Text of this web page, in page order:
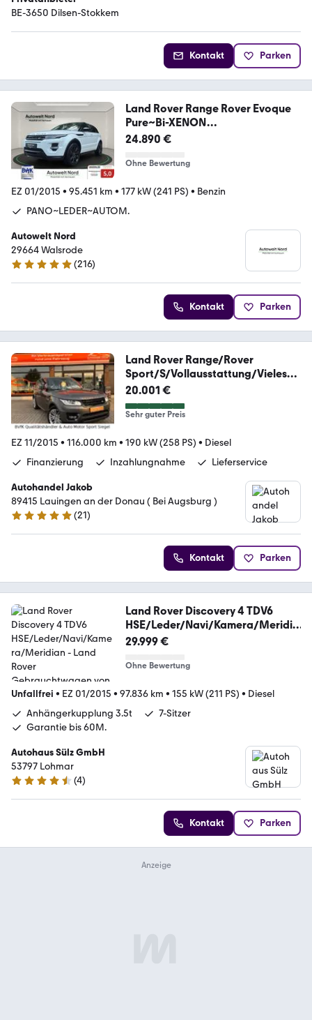
BE-3650 Dilsen-Stokkem
Kontakt Parken
Land Rover Range Rover Evoque
Pure~Bi-XENON
KLIMAAUTOMATIK
24.890 €
Ohne Bewertung
EZ 01/2015 • 95.451 km • 177 kW (241 PS) • Benzin
PANO~LEDER~AUTOM.
Autowelt Nord
29664 Walsrode
5 Sterne
(216)
Kontakt Parken
Land Rover Range/Rover
Sport/S/Vollausstattung/Vieles
NEU!
20.001 €
Sehr guter Preis
EZ 11/2015 • 116.000 km • 190 kW (258 PS) • Diesel
Finanzierung
Inzahlungnahme Lieferservice
Autohandel Jakob
89415 Lauingen an der Donau ( Bei Augsburg )
4.8 Sterne
(21)
Kontakt Parken
Land Rover Discovery 4 TDV6
HSE/Leder/Navi/Kamera/Meridia
n
29.999 €
Ohne Bewertung
Unfallfrei • EZ 01/2015 • 97.836 km • 155 kW (211 PS) • Diesel
Anhängerkupplung 3.5t
7-Sitzer
Garantie bis 60M.
Autohaus Sülz GmbH
53797 Lohmar
4.6 Sterne
(4)
Kontakt Parken